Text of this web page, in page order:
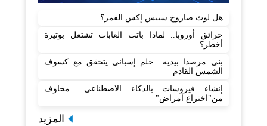
هل لوث صاروخ سبيس إكس القمر؟
حرائق أوروبا.. لماذا باتت الغابات تشتعل بوتيرة
أخطر؟
بنى مرصدا بيديه.. حلم إسباني يتحقق مع كسوف
الشمس القادم
إنشاء فيروسات بالذكاء الاصطناعي.. مخاوف
من"اختراع أمراض"
المزيد